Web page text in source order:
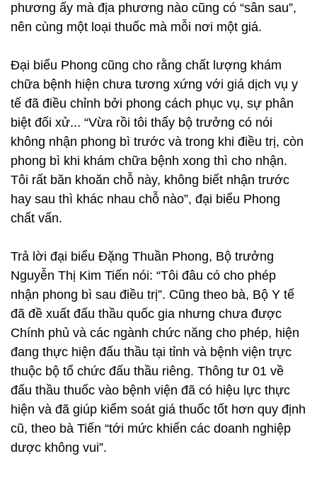
phương ấy mà địa phương nào cũng có “sân sau”,
nên cùng một loại thuốc mà mỗi nơi một giá.
Đại biểu Phong cũng cho rằng chất lượng khám
chữa bệnh hiện chưa tương xứng với giá dịch vụ y
tế đã điều chỉnh bởi phong cách phục vụ, sự phân
biệt đối xử... “Vừa rồi tôi thấy bộ trưởng có nói
không nhận phong bì trước và trong khi điều trị, còn
phong bì khi khám chữa bệnh xong thì cho nhận.
Tôi rất băn khoăn chỗ này, không biết nhận trước
hay sau thì khác nhau chỗ nào”, đại biểu Phong
chất vấn.
Trả lời đại biểu Đặng Thuần Phong, Bộ trưởng
Nguyễn Thị Kim Tiến nói: “Tôi đâu có cho phép
nhận phong bì sau điều trị”. Cũng theo bà, Bộ Y tế
đã đề xuất đấu thầu quốc gia nhưng chưa được
Chính phủ và các ngành chức năng cho phép, hiện
đang thực hiện đấu thầu tại tỉnh và bệnh viện trực
thuộc bộ tổ chức đấu thầu riêng. Thông tư 01 về
đấu thầu thuốc vào bệnh viện đã có hiệu lực thực
hiện và đã giúp kiểm soát giá thuốc tốt hơn quy định
cũ, theo bà Tiến “tới mức khiến các doanh nghiệp
dược không vui”.